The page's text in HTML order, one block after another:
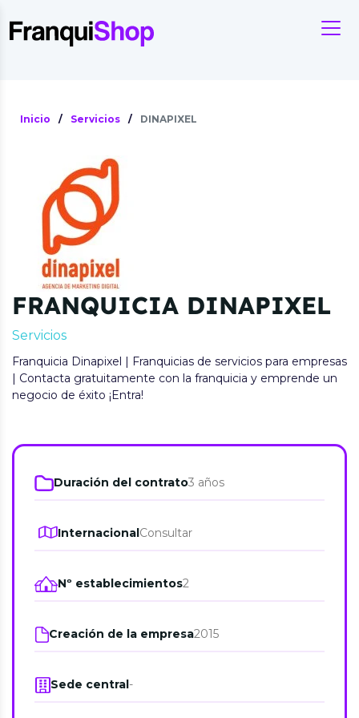
Inicio / Servicios / DINAPIXEL
FRANQUICIA DINAPIXEL
Servicios
Franquicia Dinapixel | Franquicias de servicios para empresas
| Contacta gratuitamente con la franquicia y emprende un
negocio de éxito ¡Entra!
Duración del contrato3 años
InternacionalConsultar
Nº establecimientos2
Creación de la empresa2015
Sede central-